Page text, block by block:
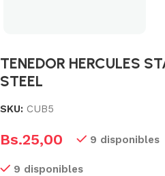
TENEDOR HERCULES
STEEL
SKU: CUB5
Bs.25,00 9 disponibles
9 disponibles